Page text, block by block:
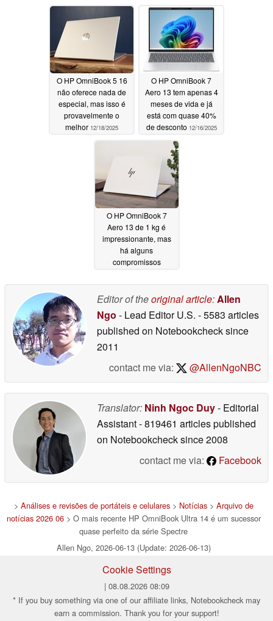
de baterias maiores
O HP OmniBook 5 16
não oferece nada de
especial, mas isso é
provavelmente o
melhor 12/18/2025
O HP OmniBook 7
Aero 13 tem apenas 4
meses de vida e já
está com quase 40%
de desconto 12/16/2025
O HP OmniBook 7
Aero 13 de 1 kg é
impressionante, mas
há alguns
compromissos
Editor of theoriginal article: Allen
Ngo - Lead Editor U.S. - 5583 articles
published on Notebookchecksince
2011
contact me via:
@AllenNgoNBC
Translator: Ninh Ngoc Duy- Editorial
Assistant- 819461 articles published
on Notebookchecksince 2008
contact me via:
Facebook
> Análises e revisões de portáteis e celulares> Notícias> Arquivo de
notícias 2026 06> O mais recente HP OmniBook Ultra 14 é um sucessor
quase perfeito da série Spectre
Allen Ngo, 2026-06-13 (Update: 2026-06-13)
Cookie Settings
| 08.08.2026 08:09
* If you buy something via one of our affiliate links, Notebookcheck may
earn a commission. Thank you for your support!